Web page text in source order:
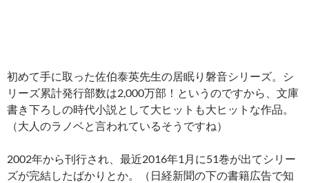
初めて手に取った佐伯泰英先生の居眠り磐音シリーズ。シ
リーズ累計発行部数は2,000万部！というのですから、文庫
書き下ろしの時代小説として大ヒットも大ヒットな作品。
（大人のラノベと言われているそうですね）
2002年から刊行され、最近2016年1月に51巻が出てシリー
ズが完結したばかりとか。（日経新聞の下の書籍広告で知